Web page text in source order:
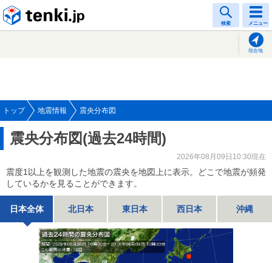
検索 メニュー
現在地
トップ 地震情報 震央分布図
震央分布図(過去24時間)
2026年08月09日10:30現在
震度1以上を観測した地震の震央を地図上に表示。どこで地震が頻発
しているかを見ることができます。
日本全体 北日本 東日本 西日本 沖縄